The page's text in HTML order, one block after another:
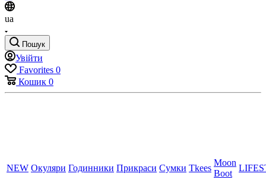
ua
Пошук
Увійти
Favorites 0
Кошик 0
NEW Окуляри Годинники Прикраси Сумки Tkees
Moon
Boot